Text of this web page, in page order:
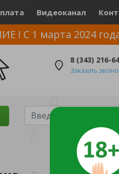
Видеоканал
! С 1 марта 2024
8 (343) 216-
Заказать